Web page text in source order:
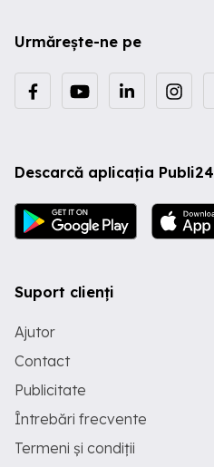
Urmărește-ne pe
Descarcă aplicația Publi24
Suport clienți
Ajutor
Contact
Publicitate
Întrebări frecvente
Termeni și condiții